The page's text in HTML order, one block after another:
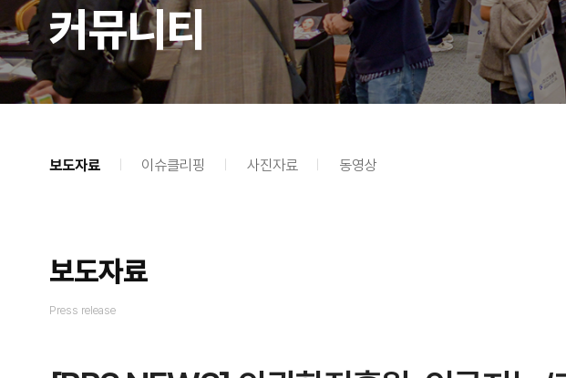
커뮤니티
보도자료 이슈클리핑 사진자료 동영상
보도자료
Press release